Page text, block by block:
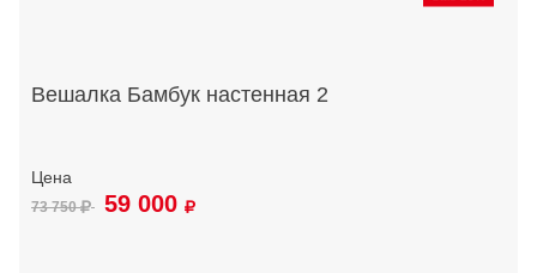
Вешалка Бамбук настенная 2
73 750 59 000